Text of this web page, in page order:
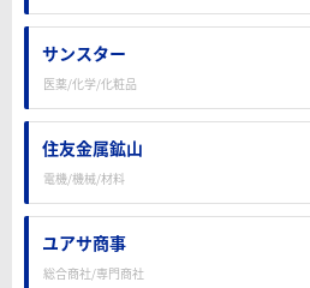
サンスター
医薬/化学/化粧品
住友金属鉱山
電機/機械/材料
ユアサ商事
総合商社/専門商社